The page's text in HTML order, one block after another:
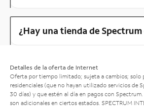
¿Hay una tienda de Spectrum
Detalles de la oferta de Internet
Oferta por tiempo limitado; sujeta a cambios; solo
residenciales (que no hayan utilizado servicios de
30 días) y que estén al día en pagos con
son adicionales en ciertos estados. SPECTRUM